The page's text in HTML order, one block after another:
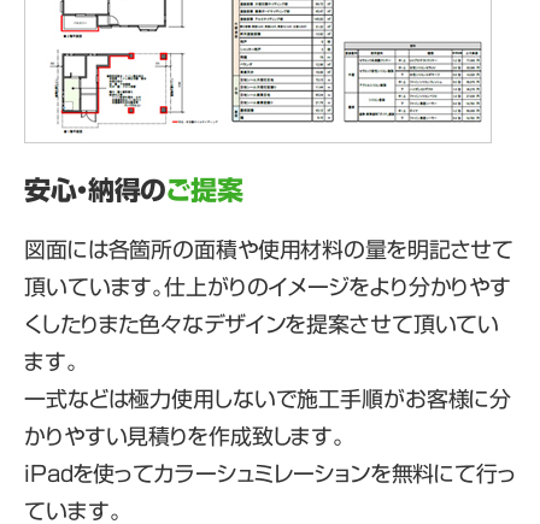
安心・納得のご提案
図面には各箇所の面積や使用材料の量を明記させて
頂いています。仕上がりのイメージをより分かりやす
くしたりまた色々なデザインを提案させて頂いてい
ます。
一式などは極力使用しないで施工手順がお客様に分
かりやすい見積りを作成致します。
iPadを使ってカラーシュミレーションを無料にて行っ
ています。